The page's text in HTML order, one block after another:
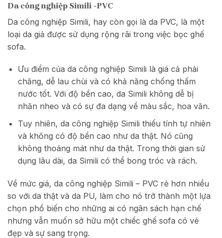
Da công nghiệp Simili -PVC
Da công nghiệp Simili, hay còn gọi là da PVC, là một
loại da giả được sử dụng rộng rãi trong việc bọc ghế
sofa.
Ưu điểm của da công nghiệp Simili là giá cả phải
chăng, dễ lau chùi và có khả năng chống thấm
nước tốt. Với độ bền cao, da Simili không dễ bị
nhăn nheo và có sự đa dạng về màu sắc, hoa văn.
Tuy nhiên, da công nghiệp Simili thiếu tính tự nhiên
và không có độ bền cao như da thật. Nó cũng
không thoáng mát như da thật. Trong thời gian sử
dụng lâu dài, da Simili có thể bong tróc và rách.
Về mức giá, da công nghiệp Simili – PVC rẻ hơn nhiều
so với da thật và da PU, làm cho nó trở thành một lựa
chọn phổ biến cho những ai có ngân sách hạn chế
nhưng vẫn muốn sở hữu một chiếc ghế sofa có vẻ
đẹp và sự sang trọng.